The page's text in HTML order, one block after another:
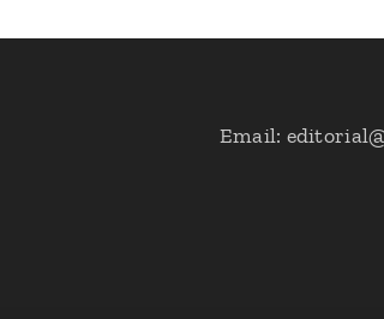
Email: